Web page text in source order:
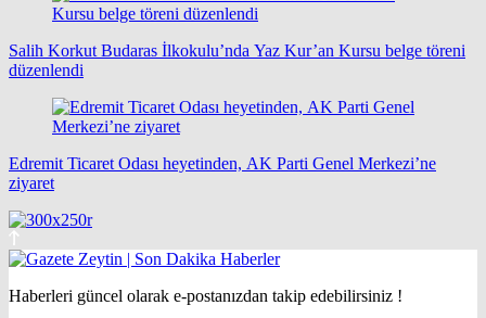
Salih Korkut Budaras İlkokulu’nda Yaz Kur’an Kursu belge töreni
düzenlendi
Edremit Ticaret Odası heyetinden, AK Parti Genel Merkezi’ne
ziyaret
Haberleri güncel olarak e-postanızdan takip edebilirsiniz !